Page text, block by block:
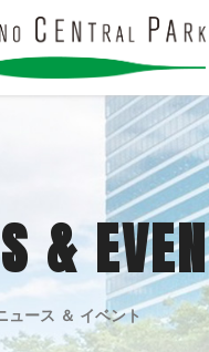
&
ュース ＆ イベント